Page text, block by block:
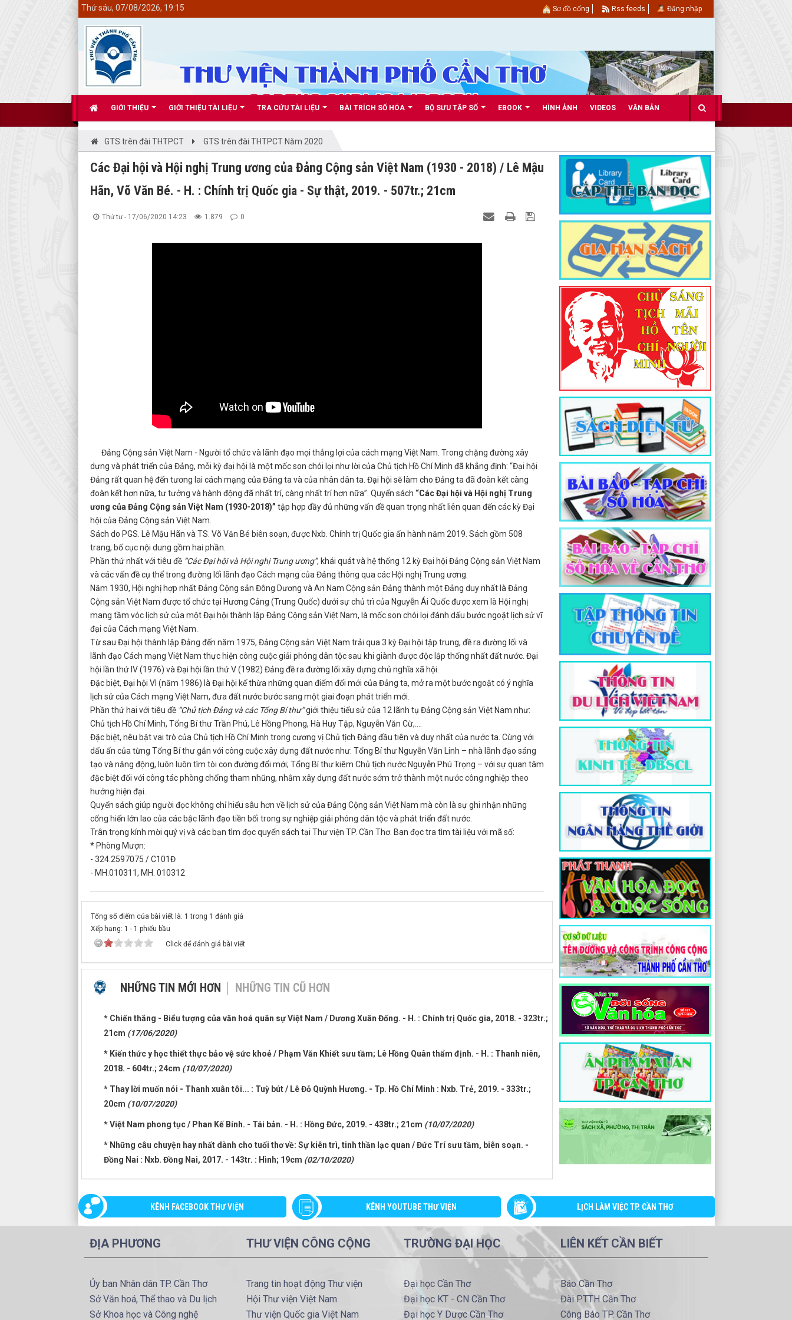
GIỚI THIỆU GIỚI THIỆU TÀI LIỆU TRA CỨU TÀI LIỆU BÀI TRÍCH SỐ HÓA BỘ SƯU TẬP SỐ EBOOK HÌNH ẢNH VIDEOS VĂN BẢN
Thứ sáu, 07/08/2026, 19:15 Sơ đồ cổng Rss feeds Đăng nhập
GTS trên đài THTPCT GTS trên đài THTPCT Năm 2020
Các Đại hội và Hội nghị Trung ương của Đảng Cộng sản Việt Nam (1930 - 2018) / Lê Mậu
Hãn, Võ Văn Bé. - H. : Chính trị Quốc gia - Sự thật, 2019. - 507tr.; 21cm
Thứ tư - 17/06/2020 14:23 1.879 0
Đảng Cộng sản Việt Nam - Người tổ chức và lãnh đạo mọi thắng lợi của cách mạng Việt Nam. Trong chặng đường xây
dựng và phát triển của Đảng, mỗi kỳ đại hội là một mốc son chói lọi như lời của Chủ tịch Hồ Chí Minh đã khẳng định: “Đại hội
Đảng rất quan hệ đến tương lai cách mạng của Đảng ta và của nhân dân ta. Đại hội sẽ làm cho Đảng ta đã đoàn kết càng
đoàn kết hơn nữa, tư tưởng và hành động đã nhất trí, càng nhất trí hơn nữa”. Quyển sách “Các Đại hội và Hội nghị Trung
ương của Đảng Cộng sản Việt Nam (1930-2018)” tập hợp đầy đủ những vấn đề quan trọng nhất liên quan đến các kỳ Đại
hội của Đảng Cộng sản Việt Nam.
Sách do PGS. Lê Mậu Hãn và TS. Võ Văn Bé biên soạn, được Nxb. Chính trị Quốc gia ấn hành năm 2019. Sách gồm 508
trang, bố cục nội dung gồm hai phần.
Phần thứ nhất với tiêu đề “Các Đại hội và Hội nghị Trung ương”, khái quát và hệ thống 12 kỳ Đại hội Đảng Cộng sản Việt Nam
và các vấn đề cụ thể trong đường lối lãnh đạo Cách mạng của Đảng thông qua các Hội nghị Trung ương.
Năm 1930, Hội nghị hợp nhất Đảng Cộng sản Đông Dương và An Nam Cộng sản Đảng thành một Đảng duy nhất là Đảng
Cộng sản Việt Nam được tổ chức tại Hương Cảng (Trung Quốc) dưới sự chủ trì của Nguyễn Ái Quốc được xem là Hội nghị
mang tầm vóc lịch sử của một Đại hội thành lập Đảng Cộng sản Việt Nam, là mốc son chói lọi đánh dấu bước ngoặt lịch sử vĩ
đại của Cách mạng Việt Nam.
Từ sau Đại hội thành lập Đảng đến năm 1975, Đảng Cộng sản Việt Nam trải qua 3 kỳ Đại hội tập trung, đề ra đường lối và
lãnh đạo Cách mạng Việt Nam thực hiện công cuộc giải phóng dân tộc sau khi giành được độc lập thống nhất đất nước. Đại
hội lần thứ IV (1976) và Đại hội lần thứ V (1982) Đảng đề ra đường lối xây dựng chủ nghĩa xã hội.
Đặc biệt, Đại hội VI (năm 1986) là Đại hội kế thừa những quan điểm đổi mới của Đảng ta, mở ra một bước ngoặt có ý nghĩa
lịch sử của Cách mạng Việt Nam, đưa đất nước bước sang một giai đoạn phát triển mới.
Phần thứ hai với tiêu đề “Chủ tịch Đảng và các Tổng Bí thư”giới thiệu tiểu sử của 12 lãnh tụ Đảng Cộng sản Việt Nam như:
Chủ tịch Hồ Chí Minh, Tổng Bí thư Trần Phú, Lê Hồng Phong, Hà Huy Tập, Nguyễn Văn Cừ,....
Đặc biệt, nêu bật vai trò của Chủ tịch Hồ Chí Minh trong cương vị Chủ tịch Đảng đầu tiên và duy nhất của nước ta. Cùng với
dấu ấn của từng Tổng Bí thư gắn với công cuộc xây dựng đất nước như: Tổng Bí thư Nguyễn Văn Linh – nhà lãnh đạo sáng
tạo và năng động, luôn luôn tìm tòi con đường đổi mới; Tổng Bí thư kiêm Chủ tịch nước Nguyễn Phú Trọng – với sự quan tâm
đặc biệt đối với công tác phòng chống tham nhũng, nhằm xây dựng đất nước sớm trở thành một nước công nghiệp theo
hướng hiện đại.
Quyển sách giúp người đọc không chỉ hiểu sâu hơn về lịch sử của Đảng Cộng sản Việt Nam mà còn là sự ghi nhận những
cống hiến lớn lao của các bậc lãnh đạo tiền bối trong sự nghiệp giải phóng dân tộc và phát triển đất nước.
Trân trọng kính mời quý vị và các bạn tìm đọc quyển sách tại Thư viện TP. Cần Thơ. Ban đọc tra tìm tài liệu với mã số:
* Phòng Mượn:
- 324.2597075 / C101Đ
- MH.010311, MH. 010312
Tổng số điểm của bài viết là: 1 trong 1 đánh giá
Xếp hạng: 1 - 1 phiếu bầu
Click để đánh giá bài viết
NHỮNG TIN MỚI HƠN NHỮNG TIN CŨ HƠN
* Chiến thắng - Biểu tượng của văn hoá quân sự Việt Nam / Dương Xuân Đống. - H. : Chính trị Quốc gia, 2018. - 323tr.;
21cm (17/06/2020)
* Kiến thức y học thiết thực bảo vệ sức khoẻ / Phạm Văn Khiết sưu tầm; Lê Hồng Quân thẩm định. - H. : Thanh niên,
2018. - 604tr.; 24cm (10/07/2020)
* Thay lời muốn nói - Thanh xuân tôi... : Tuỳ bút / Lê Đỗ Quỳnh Hương. - Tp. Hồ Chí Minh : Nxb. Trẻ, 2019. - 333tr.;
20cm (10/07/2020)
* Việt Nam phong tục / Phan Kế Bính. - Tái bản. - H. : Hồng Đức, 2019. - 438tr.; 21cm (10/07/2020)
* Những câu chuyện hay nhất dành cho tuổi thơ về: Sự kiên trì, tinh thần lạc quan / Đức Trí sưu tầm, biên soạn. -
Đồng Nai : Nxb. Đồng Nai, 2017. - 143tr. : Hình; 19cm (02/10/2020)
KÊNH FACEBOOK THƯ VIỆN KÊNH YOUTUBE THƯ VIỆN LỊCH LÀM VIỆC TP. CẦN THƠ
ĐỊA PHƯƠNG
Ủy ban Nhân dân TP. Cần Thơ
Sở Văn hoá, Thể thao và Du lịch
Sở Khoa học và Công nghệ
THƯ VIỆN CÔNG CỘNG
Trang tin hoạt động Thư viện
Hội Thư viện Việt Nam
Thư viện Quốc gia Việt Nam
TRƯỜNG ĐẠI HỌC
Đại học Cần Thơ
Đại học KT - CN Cần Thơ
Đại học Y Dược Cần Thơ
LIÊN KẾT CẦN BIẾT
Báo Cần Thơ
Đài PTTH Cần Thơ
Công Báo TP. Cần Thơ